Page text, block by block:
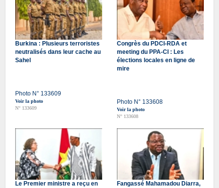
Burkina : Plusieurs terroristes
neutralisés dans leur cache au
Sahel
Photo N° 133609
Voir la photo
N° 133609
Congrès du PDCI-RDA et
meeting du PPA-CI : Les
élections locales en ligne de
mire
Photo N° 133608
Voir la photo
N° 133608
Le Premier ministre a reçu en
Fangassé Mahamadou Diarra,